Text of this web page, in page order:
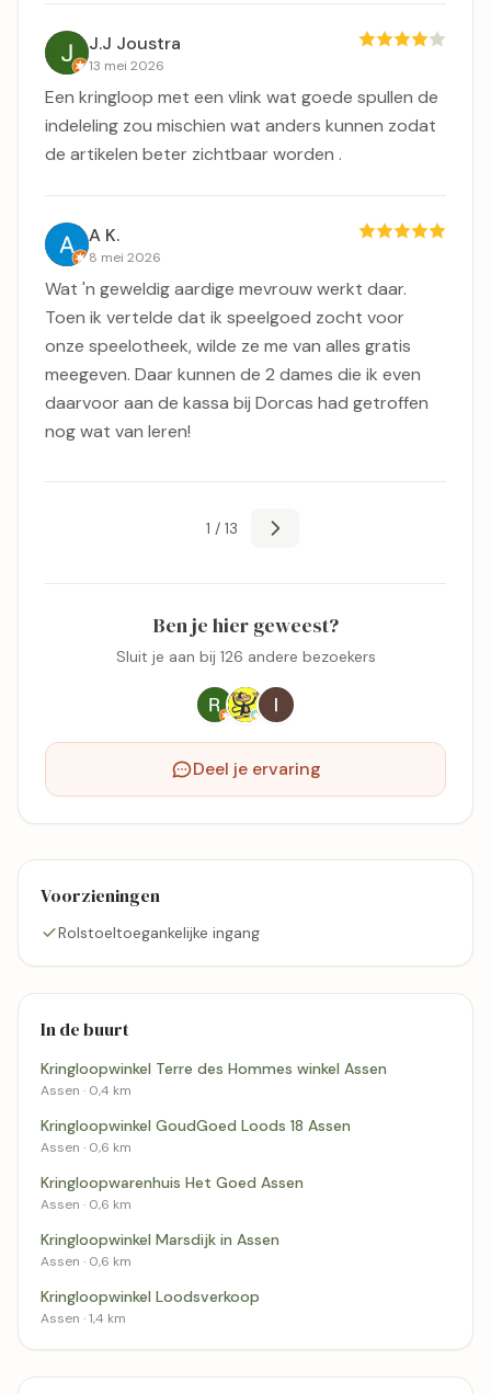
J.J Joustra
13 mei 2026
Een kringloop met een vlink wat goede spullen de
indeleling zou mischien wat anders kunnen zodat
de artikelen beter zichtbaar worden .
A K.
8 mei 2026
Wat 'n geweldig aardige mevrouw werkt daar.
Toen ik vertelde dat ik speelgoed zocht voor
onze speelotheek, wilde ze me van alles gratis
meegeven. Daar kunnen de 2 dames die ik even
daarvoor aan de kassa bij Dorcas had getroffen
nog wat van leren!
1 / 13
Ben je hier geweest?
Sluit je aan bij 126 andere bezoekers
Deel je ervaring
Voorzieningen
Rolstoeltoegankelijke ingang
In de buurt
Kringloopwinkel Terre des Hommes winkel Assen
Assen · 0,4 km
Kringloopwinkel GoudGoed Loods 18 Assen
Assen · 0,6 km
Kringloopwarenhuis Het Goed Assen
Assen · 0,6 km
Kringloopwinkel Marsdijk in Assen
Assen · 0,6 km
Kringloopwinkel Loodsverkoop
Assen · 1,4 km